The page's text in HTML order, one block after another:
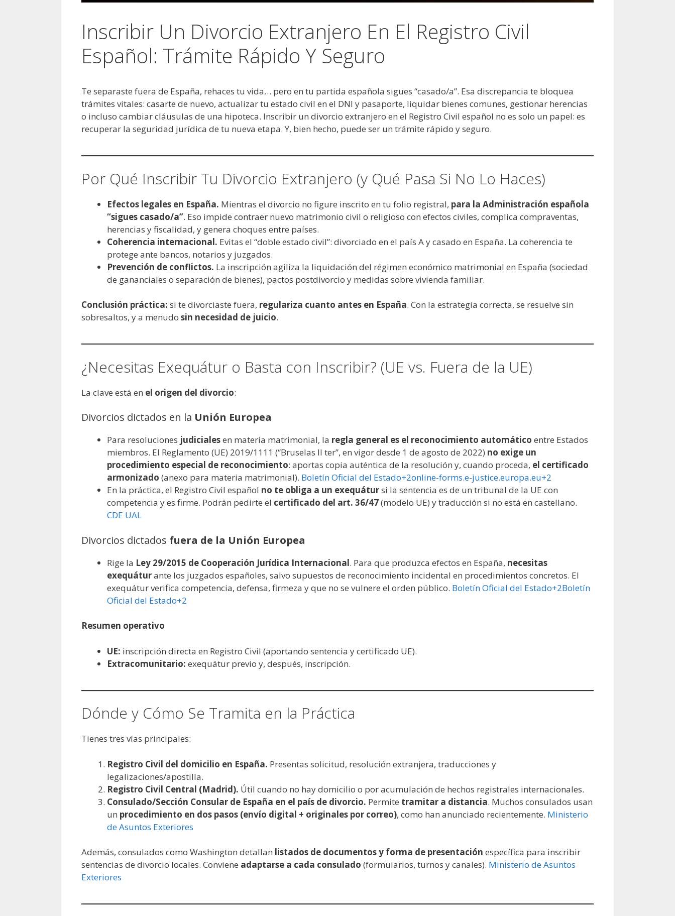
Inscribir Un Divorcio Extranjero En El Registro Civil
Español: Trámite Rápido Y Seguro
Te separaste fuera de España, rehaces tu vida… pero en tu partida española sigues “casado/a”. Esa discrepancia te bloquea
trámites vitales: casarte de nuevo, actualizar tu estado civil en el DNI y pasaporte, liquidar bienes comunes, gestionar herencias
o incluso cambiar cláusulas de una hipoteca. Inscribir un divorcio extranjero en el Registro Civil español no es solo un papel: es
recuperar la seguridad jurídica de tu nueva etapa. Y, bien hecho, puede ser un trámite rápido y seguro.
Por Qué Inscribir Tu Divorcio Extranjero (y Qué Pasa Si No Lo Haces)
Efectos legales en España. Mientras el divorcio no figure inscrito en tu folio registral, para la Administración española
“sigues casado/a”. Eso impide contraer nuevo matrimonio civil o religioso con efectos civiles, complica compraventas,
herencias y fiscalidad, y genera choques entre países.
Coherencia internacional. Evitas el “doble estado civil”: divorciado en el país A y casado en España. La coherencia te
protege ante bancos, notarios y juzgados.
Prevención de conflictos. La inscripción agiliza la liquidación del régimen económico matrimonial en España (sociedad
de gananciales o separación de bienes), pactos postdivorcio y medidas sobre vivienda familiar.
Conclusión práctica: si te divorciaste fuera, regulariza cuanto antes en España. Con la estrategia correcta, se resuelve sin
sobresaltos, y a menudo sin necesidad de juicio.
¿Necesitas Exequátur o Basta con Inscribir? (UE vs. Fuera de la UE)
La clave está en el origen del divorcio:
Divorcios dictados en la Unión Europea
Para resoluciones judicialesen materia matrimonial, la regla general es el reconocimiento automático entre Estados
miembros. El Reglamento (UE) 2019/1111 (“Bruselas II ter”, en vigor desde 1 de agosto de 2022) no exige un
procedimiento especial de reconocimiento: aportas copia auténtica de la resolución y, cuando proceda, el certificado
armonizado (anexo para materia matrimonial). Boletín Oficial del Estado+2online-forms.e-justice.europa.eu+2
En la práctica, el Registro Civil español no te obliga a un exequátursi la sentencia es de un tribunal de la UE con
competencia y es firme. Podrán pedirte el certificado del art. 36/47(modelo UE) y traducción si no está en castellano.
CDE UAL
Divorcios dictados fuera de la Unión Europea
Rige la Ley 29/2015 de Cooperación Jurídica Internacional. Para que produzca efectos en España, necesitas
exequáturante los juzgados españoles, salvo supuestos de reconocimiento incidental en procedimientos concretos. El
exequátur verifica competencia, defensa, firmeza y que no se vulnere el orden público. Boletín Oficial del Estado+2Boletín
Oficial del Estado+2
Resumen operativo
UE: inscripción directa en Registro Civil (aportando sentencia y certificado UE).
Extracomunitario: exequátur previo y, después, inscripción.
Dónde y Cómo Se Tramita en la Práctica
Tienes tres vías principales:
Registro Civil del domicilio en España. Presentas solicitud, resolución extranjera, traducciones y
legalizaciones/apostilla.
Registro Civil Central (Madrid). Útil cuando no hay domicilio o por acumulación de hechos registrales internacionales.
Consulado/Sección Consular de España en el país de divorcio. Permite tramitar a distancia. Muchos consulados usan
un procedimiento en dos pasos (envío digital + originales por correo), como han anunciado recientemente. Ministerio
de Asuntos Exteriores
Además, consulados como Washington detallan listados de documentos y forma de presentación específica para inscribir
sentencias de divorcio locales. Conviene adaptarse a cada consulado (formularios, turnos y canales). Ministerio de Asuntos
Exteriores